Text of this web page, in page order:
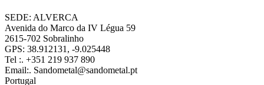
SEDE: ALVERCA
Avenida do Marco da IV Légua 59
2615-702 Sobralinho
GPS: 38.912131, -9.025448
Tel :. +351 219 937 890
Email:. Sandometal@sandometal.pt
Portugal